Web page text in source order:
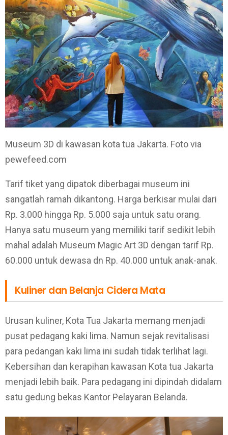
Museum 3D di kawasan kota tua Jakarta. Foto via
pewefeed.com
Tarif tiket yang dipatok diberbagai museum ini
sangatlah ramah dikantong. Harga berkisar mulai dari
Rp. 3.000 hingga Rp. 5.000 saja untuk satu orang.
Hanya satu museum yang memiliki tarif sedikit lebih
mahal adalah Museum Magic Art 3D dengan tarif Rp.
60.000 untuk dewasa dn Rp. 40.000 untuk anak-anak.
Kuliner dan Belanja Cidera Mata
Urusan kuliner, Kota Tua Jakarta memang menjadi
pusat pedagang kaki lima. Namun sejak revitalisasi
para pedangan kaki lima ini sudah tidak terlihat lagi.
Kebersihan dan kerapihan kawasan Kota tua Jakarta
menjadi lebih baik. Para pedagang ini dipindah didalam
satu gedung bekas Kantor Pelayaran Belanda.